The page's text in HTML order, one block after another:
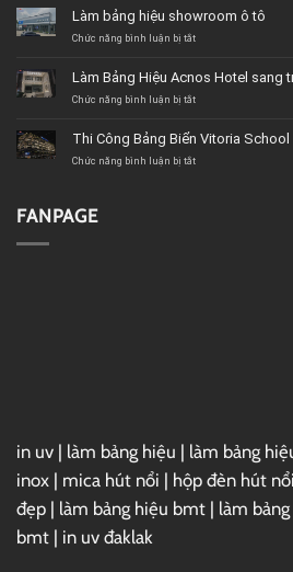
chicken
road
Làm bảng hiệu showroom ô tô
Chức năng bình luận bị tắtở
hiệu
showroom
Làm Bảng Hiệu Acnos Hotel sang
Chức năng bình luận bị tắtở
Hiệu
Acnos
Thi Công Bảng Biển Vitoria
Chức năng bình luận bị tắtở
FANPAGE
in uv | làm bảng hiệu | làm bảng
inox | mica hút nổi | hộp đèn hút nổi
đẹp | làm bảng hiệu bmt | làm
bmt | in uv đaklak